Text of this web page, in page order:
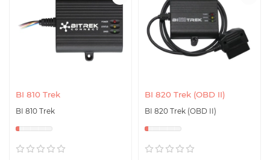
BI 810 Trek
BI 810 Trek
BI 820 Trek (OBD II)
BI 820 Trek (OBD II)